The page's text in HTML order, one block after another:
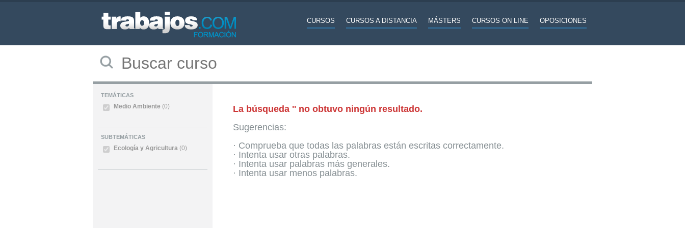
CURSOS CURSOS A DISTANCIA MÁSTERS CURSOS ON LINE OPOSICIONES
TEMÁTICAS
Medio Ambiente (0)
SUBTEMÁTICAS
Ecología y Agricultura (0)
La búsqueda '' no obtuvo ningún resultado.
Sugerencias:
· Comprueba que todas las palabras están escritas correctamente.
· Intenta usar otras palabras.
· Intenta usar palabras más generales.
· Intenta usar menos palabras.